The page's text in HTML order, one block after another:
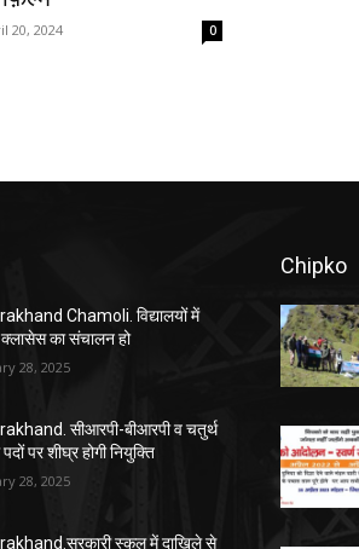
20, 2024 0
Chamoli. विद्यालयों में
क्लासेस का संचालन हो
28, 2025
सीआरपी-बीआरपी व चतुर्थ
पर शीघ्र होगी नियुक्ति
28, 2025
स्कूल में दाखिले से
Chipko